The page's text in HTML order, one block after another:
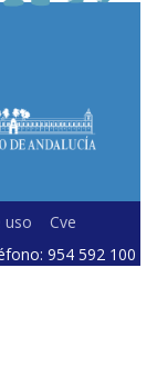
uso
Cve
954 592 100